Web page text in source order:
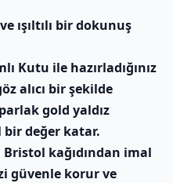
ışıltılı bir dokunuş
Kutu ile hazırladığınız
alıcı bir şekilde
gold yaldız
değer katar.
Bristol kağıdından imal
güvenle korur ve